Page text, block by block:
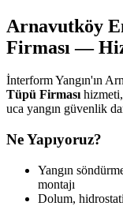
Arnavutköy
Firması —
İnterform Yangın'ın
Tüpü Firmasıhizmeti,
uca yangın güvenlik
Ne Yapıyoruz?
Yangın
montajı
Dolum,